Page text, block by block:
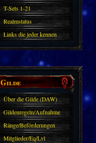
T-Sets 1-21
Realmstatus
Links die jeder kennen
sollte?! Oder nicht?
Gilde
Über die Gilde (DAW)
Gildenregeln/Aufnahme
Ränge/Beförderungen
Mitglieder/Eq/Lvl